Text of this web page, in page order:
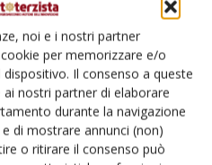
noi e i nostri partner
per memorizzare e/o
Il consenso a queste
nostri partner di elaborare
durante la navigazione
di mostrare annunci (non)
o ritirare il consenso può
e Prodotti
cercare un'azienda o un